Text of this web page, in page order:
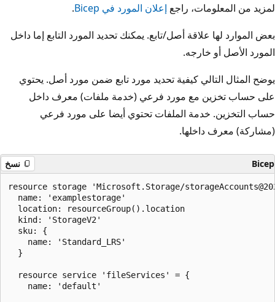
لمزيد من المعلومات، راجع إعلان المورد في Bicep
.
بعض الموارد لها علاقة أصل/تابع. يمكنك تحديد المورد التابع إما داخل
المورد الأصل أو خارجه.
يوضح المثال التالي كيفية تحديد مورد تابع ضمن مورد أصل. يحتوي
على حساب تخزين مع مورد فرعي (خدمة ملفات) معرف داخل
حساب التخزين. خدمة الملفات تحتوي أيضا على مورد فرعي
(مشاركة) معرف داخلها.
Bicep نسخ
resource storage 'Microsoft.Storage/
  name: 'examplestorage'
  location: resourceGroup().location
  kind: 'StorageV2'
  sku: {
    name: 'Standard_LRS'
  }
  resource service 'fileServices' = {
    name: 'default'